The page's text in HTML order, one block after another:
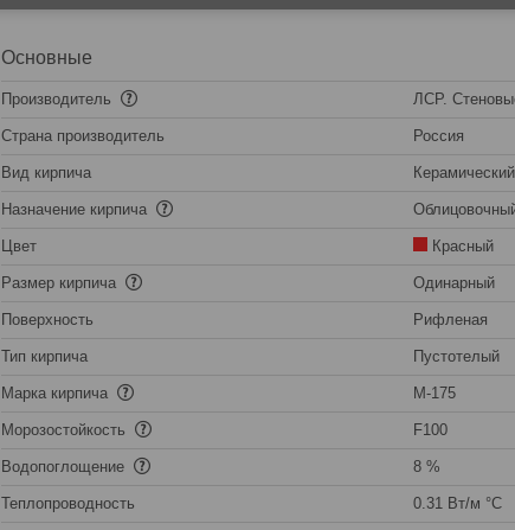
Основные
Производитель ЛСР.
Страна производитель Россия
Вид кирпича Керамический
Назначение кирпича
Цвет Красный
Размер кирпича Одинарный
Поверхность Рифленая
Тип кирпича Пустотелый
Марка кирпича М-175
Морозостойкость F100
Водопоглощение 8 %
Теплопроводность 0.31 Вт/м °С